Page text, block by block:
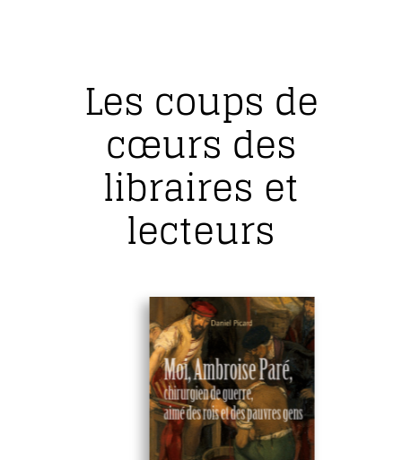
Les coups de
cœurs des
libraires et
lecteurs